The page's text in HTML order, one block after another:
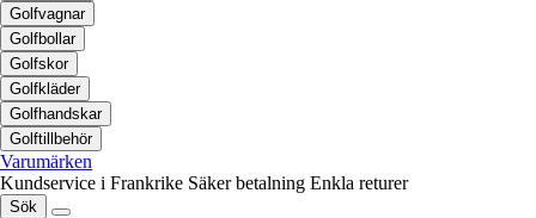
Golfvagnar
Golfbollar
Golfskor
Golfkläder
Golfhandskar
Golftillbehör
Varumärken
Kundservice i Frankrike Säker betalning Enkla returer
Sök